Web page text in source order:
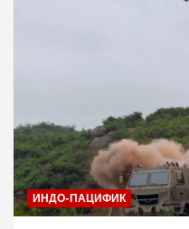
ИНДО-ПАЦИФИК